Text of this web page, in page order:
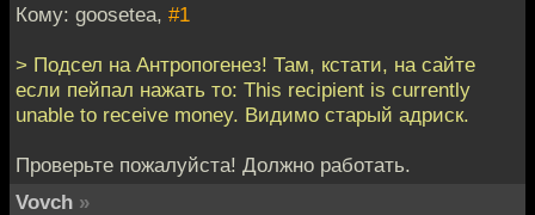
Кому: goosetea, #1
> Подсел на Антропогенез! Там, кстати, на сайте
если пейпал нажать то: This recipient is currently
unable to receive money. Видимо старый адриск.
Проверьте пожалуйста! Должно работать.
Vovch »